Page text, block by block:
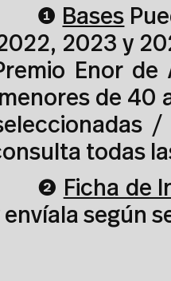
➊ Bases
2023 y
Enor
de 40
todas
➋ Ficha de
según